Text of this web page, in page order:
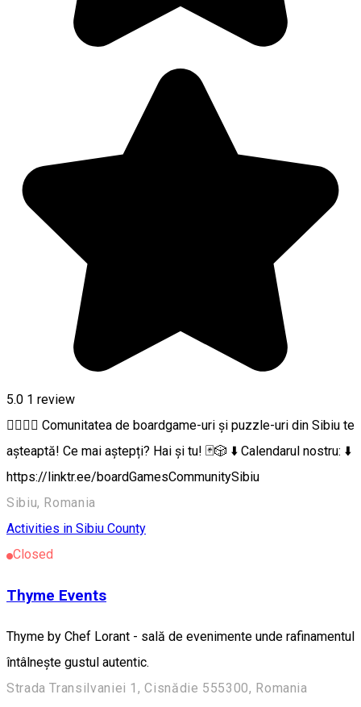
5.0 1 review
🙋‍♂️🙋‍♀️ Comunitatea de boardgame-uri și puzzle-uri din Sibiu te
așteaptă! Ce mai aștepți? Hai și tu! 🃏🎲 ⬇️ Calendarul nostru: ⬇️
https://linktr.ee/boardGamesCommunitySibiu
Sibiu, Romania
Activities in Sibiu County
Closed
Thyme Events
Thyme by Chef Lorant - sală de evenimente unde rafinamentul
întâlnește gustul autentic.
Strada Transilvaniei 1, Cisnădie 555300, Romania